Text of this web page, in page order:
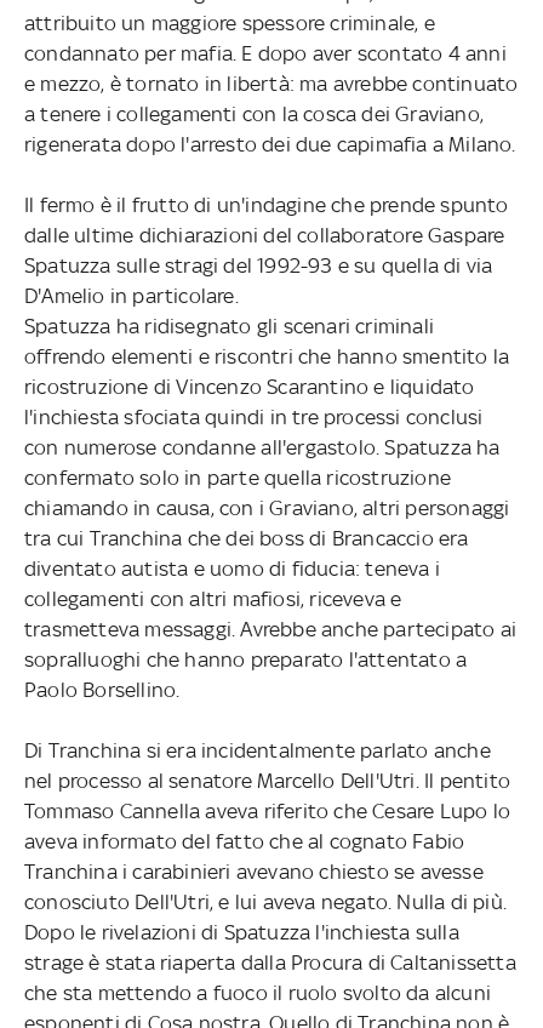
attribuito un maggiore spessore criminale, e
condannato per mafia. E dopo aver scontato 4 anni
e mezzo, è tornato in libertà: ma avrebbe continuato
a tenere i collegamenti con la cosca dei Graviano,
rigenerata dopo l'arresto dei due capimafia a Milano.
Il fermo è il frutto di un'indagine che prende spunto
dalle ultime dichiarazioni del collaboratore Gaspare
Spatuzza sulle stragi del 1992-93 e su quella di via
D'Amelio in particolare.
Spatuzza ha ridisegnato gli scenari criminali
offrendo elementi e riscontri che hanno smentito la
ricostruzione di Vincenzo Scarantino e liquidato
l'inchiesta sfociata quindi in tre processi conclusi
con numerose condanne all'ergastolo. Spatuzza ha
confermato solo in parte quella ricostruzione
chiamando in causa, con i Graviano, altri personaggi
tra cui Tranchina che dei boss di Brancaccio era
diventato autista e uomo di fiducia: teneva i
collegamenti con altri mafiosi, riceveva e
trasmetteva messaggi. Avrebbe anche partecipato ai
sopralluoghi che hanno preparato l'attentato a
Paolo Borsellino.
Di Tranchina si era incidentalmente parlato anche
nel processo al senatore Marcello Dell'Utri. Il pentito
Tommaso Cannella aveva riferito che Cesare Lupo lo
aveva informato del fatto che al cognato Fabio
Tranchina i carabinieri avevano chiesto se avesse
conosciuto Dell'Utri, e lui aveva negato. Nulla di più.
Dopo le rivelazioni di Spatuzza l'inchiesta sulla
strage è stata riaperta dalla Procura di Caltanissetta
che sta mettendo a fuoco il ruolo svolto da alcuni
esponenti di Cosa nostra. Quello di Tranchina non è